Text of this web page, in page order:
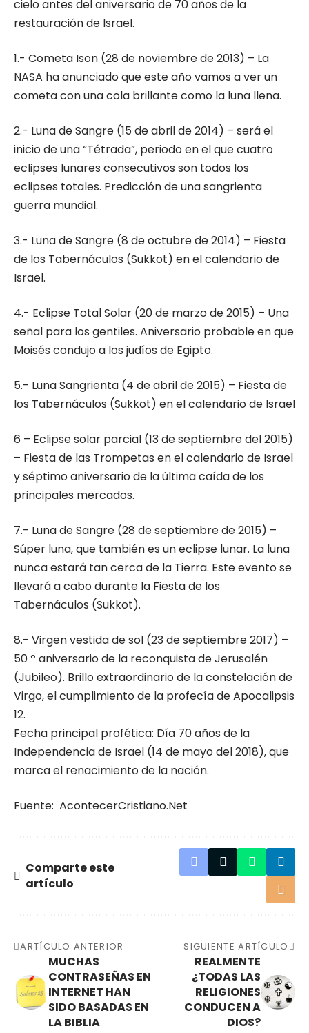
cielo antes del aniversario de 70 años de la
restauración de Israel.
1.- Cometa Ison (28 de noviembre de 2013) – La
NASA ha anunciado que este año vamos a ver un
cometa con una cola brillante como la luna llena.
2.- Luna de Sangre (15 de abril de 2014) – será el
inicio de una “Tétrada”, periodo en el que cuatro
eclipses lunares consecutivos son todos los
eclipses totales. Predicción de una sangrienta
guerra mundial.
3.- Luna de Sangre (8 de octubre de 2014) – Fiesta
de los Tabernáculos (Sukkot) en el calendario de
Israel.
4.- Eclipse Total Solar (20 de marzo de 2015) – Una
señal para los gentiles. Aniversario probable en que
Moisés condujo a los judíos de Egipto.
5.- Luna Sangrienta (4 de abril de 2015) – Fiesta de
los Tabernáculos (Sukkot) en el calendario de Israel
6 – Eclipse solar parcial (13 de septiembre del 2015)
– Fiesta de las Trompetas en el calendario de Israel
y séptimo aniversario de la última caída de los
principales mercados.
7.- Luna de Sangre (28 de septiembre de 2015) –
Súper luna, que también es un eclipse lunar. La luna
nunca estará tan cerca de la Tierra. Este evento se
llevará a cabo durante la Fiesta de los
Tabernáculos (Sukkot).
8.- Virgen vestida de sol (23 de septiembre 2017) –
50 º aniversario de la reconquista de Jerusalén
(Jubileo). Brillo extraordinario de la constelación de
Virgo, el cumplimiento de la profecía de Apocalipsis
12.
Fecha principal profética: Día 70 años de la
Independencia de Israel (14 de mayo del 2018), que
marca el renacimiento de la nación.
Fuente: AcontecerCristiano.Net
Comparte este
artículo
ARTÍCULO ANTERIOR
MUCHAS
CONTRASEÑAS EN
INTERNET HAN
SIDO BASADAS EN
LA BIBLIA
SIGUIENTE ARTÍCULO
REALMENTE
¿TODAS LAS
RELIGIONES
CONDUCEN A
DIOS?